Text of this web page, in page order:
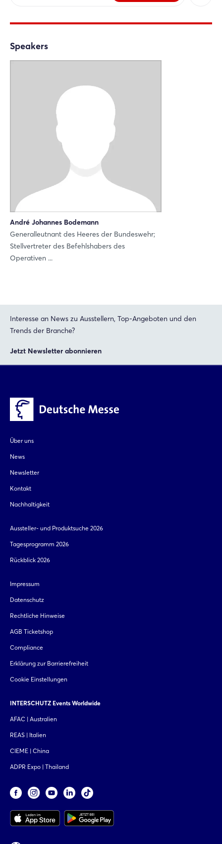
Facebook
Link kopieren
Speakers
André Johannes Bodemann
Generalleutnant des Heeres der Bundeswehr;
Stellvertreter des Befehlshabers des
Operativen ...
Interesse an News zu Ausstellern, Top-Angeboten und den
Trends der Branche?
Jetzt Newsletter abonnieren
Über uns
News
Newsletter
Kontakt
Nachhaltigkeit
Aussteller- und Produktsuche 2026
Tagesprogramm 2026
Rückblick 2026
Impressum
Datenschutz
Rechtliche Hinweise
AGB Ticketshop
Compliance
Erklärung zur Barrierefreiheit
Cookie Einstellungen
INTERSCHUTZ Events Worldwide
AFAC | Australien
REAS | Italien
CIEME | China
ADPR Expo | Thailand
Passwort vergessen?